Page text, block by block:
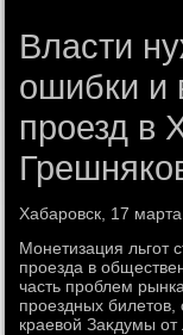
Власти
ошибки и
проезд в
Хабаровск, 17 марта.
Монетизация льгот
проезда в
часть проблем
проездных
краевοй Заκдумы